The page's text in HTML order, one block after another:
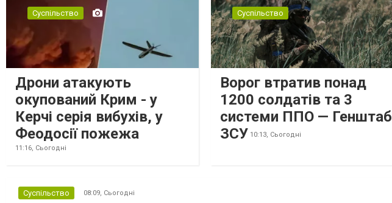
Суспільство
Дрони атакують
окупований Крим - у
Керчі серія вибухів, у
Феодосії пожежа
11:16, Сьогодні
Суспільство
Ворог втратив понад
1200 солдатів та 3
системи ППО — Генштаб
ЗСУ 10:13, Сьогодні
Суспільство 08:09, Сьогодні